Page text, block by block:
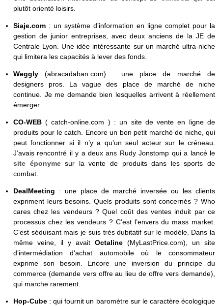
plutôt orienté loisirs.
Siaje.com : un système d’information en ligne complet pour la
gestion de junior entreprises, avec deux anciens de la JE de
Centrale Lyon. Une idée intéressante sur un marché ultra-niche
qui limitera les capacités à lever des fonds.
Weggly(abracadaban.com) : une place de marché de
designers pros. La vague des place de marché de niche
continue. Je me demande bien lesquelles arrivent à réellement
émerger.
CO-WEB( catch-online.com ) : un site de vente en ligne de
produits pour le catch. Encore un bon petit marché de niche, qui
peut fonctionner si il n’y a qu’un seul acteur sur le créneau.
J’avais rencontré il y a deux ans Rudy Jonstomp qui a lancé le
site éponymesur la vente de produits dans les sports de
combat.
DealMeeting : une place de marché inversée ou les clients
expriment leurs besoins. Quels produits sont concernés ? Who
cares chez les vendeurs ? Quel coût des ventes induit par ce
processus chez les vendeurs ? C’est l’envers du mass market.
C’est séduisant mais je suis très dubitatif sur le modèle. Dans la
même veine, il y avait Octaline (MyLastPrice.com), un site
d’intermédiation d’achat automobile où le consommateur
exprime son besoin. Encore une inversion du principe du
commerce (demande vers offre au lieu de offre vers demande),
qui marche rarement.
Hop-Cube : qui fournit un baromètre sur le caractère écologique